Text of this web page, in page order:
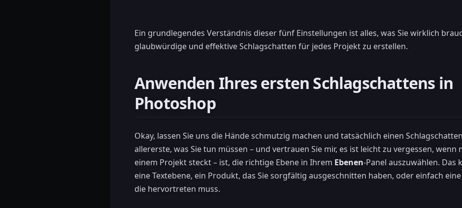
Ein grundlegendes Verständnis dieser fünf Einstellungen ist alles, was Sie wirklich
glaubwürdige und effektive Schlagschatten für jedes Projekt zu erstellen.
Anwenden Ihres ersten Schlagschattens in
Photoshop
Okay, lassen Sie uns die Hände schmutzig machen und tatsächlich einen
allererste, was Sie tun müssen – und vertrauen Sie mir, es ist leicht zu vergessen, wenn
einem Projekt steckt – ist, die richtige Ebene in Ihrem Ebenen-Panel auszuwählen. Das
eine Textebene, ein Produkt, das Sie sorgfältig ausgeschnitten haben, oder einfach
die hervortreten muss.